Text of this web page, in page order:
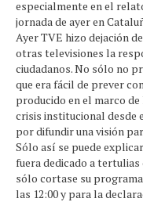
especialmente en el
jornada de ayer en
Ayer TVE hizo dejación
otras televisiones la
ciudadanos. No sólo no
que era fácil de prever
producido en el marco
crisis institucional desde
por difundir una visión
Sólo así se puede
fuera dedicado a tertulias
sólo cortase su
las 12:00 y para la